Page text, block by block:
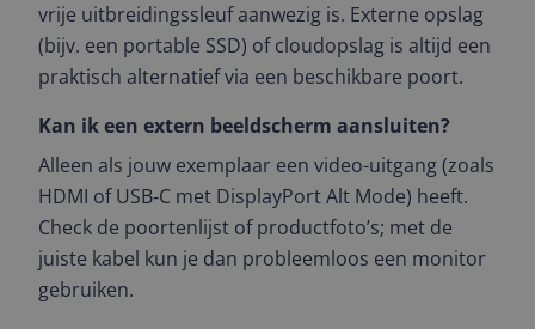
vrije uitbreidingssleuf aanwezig is. Externe opslag
(bijv. een portable SSD) of cloudopslag is altijd een
praktisch alternatief via een beschikbare poort.
Kan ik een extern beeldscherm aansluiten?
Alleen als jouw exemplaar een video-uitgang (zoals
HDMI of USB‑C met DisplayPort Alt Mode) heeft.
Check de poortenlijst of productfoto’s; met de
juiste kabel kun je dan probleemloos een monitor
gebruiken.